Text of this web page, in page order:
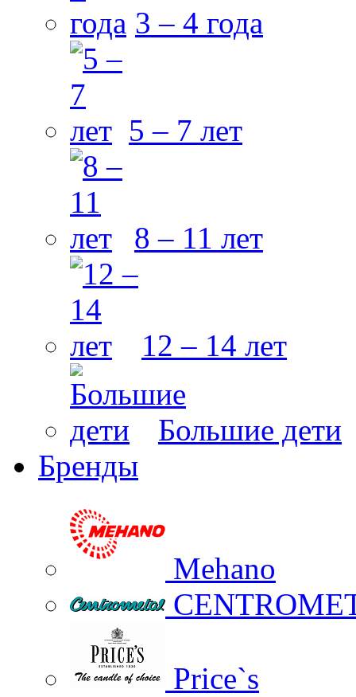
3 – 4 года
5 – 7 лет
8 – 11 лет
12 – 14 лет
Большие дети
Бренды
Mehano
Price`s